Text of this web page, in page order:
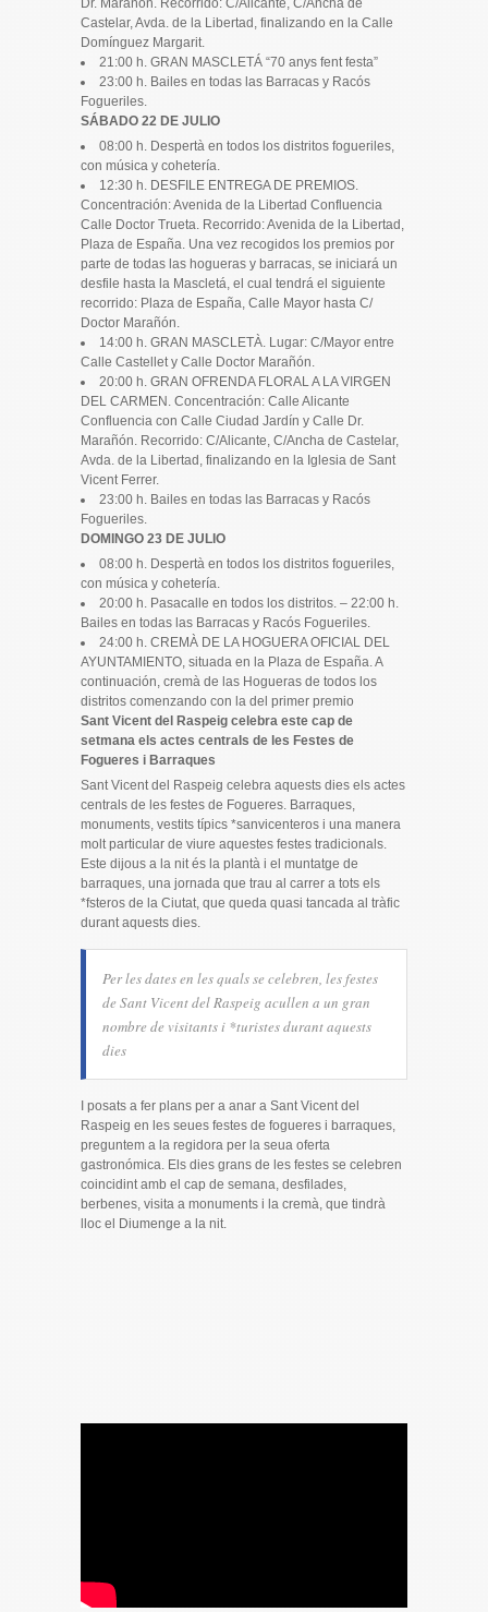
Dr. Marañón. Recorrido: C/Alicante, C/Ancha de
Castelar, Avda. de la Libertad, finalizando en la Calle
Domínguez Margarit.
21:00 h. GRAN MASCLETÁ “70 anys fent festa”
23:00 h. Bailes en todas las Barracas y Racós
Fogueriles.
SÁBADO 22 DE JULIO
08:00 h. Despertà en todos los distritos fogueriles,
con música y cohetería.
12:30 h. DESFILE ENTREGA DE PREMIOS.
Concentración: Avenida de la Libertad Confluencia
Calle Doctor Trueta. Recorrido: Avenida de la Libertad,
Plaza de España. Una vez recogidos los premios por
parte de todas las hogueras y barracas, se iniciará un
desfile hasta la Mascletá, el cual tendrá el siguiente
recorrido: Plaza de España, Calle Mayor hasta C/
Doctor Marañón.
14:00 h. GRAN MASCLETÀ. Lugar: C/Mayor entre
Calle Castellet y Calle Doctor Marañón.
20:00 h. GRAN OFRENDA FLORAL A LA VIRGEN
DEL CARMEN. Concentración: Calle Alicante
Confluencia con Calle Ciudad Jardín y Calle Dr.
Marañón. Recorrido: C/Alicante, C/Ancha de Castelar,
Avda. de la Libertad, finalizando en la Iglesia de Sant
Vicent Ferrer.
23:00 h. Bailes en todas las Barracas y Racós
Fogueriles.
DOMINGO 23 DE JULIO
08:00 h. Despertà en todos los distritos fogueriles,
con música y cohetería.
20:00 h. Pasacalle en todos los distritos. – 22:00 h.
Bailes en todas las Barracas y Racós Fogueriles.
24:00 h. CREMÀ DE LA HOGUERA OFICIAL DEL
AYUNTAMIENTO, situada en la Plaza de España. A
continuación, cremà de las Hogueras de todos los
distritos comenzando con la del primer premio
Sant Vicent del Raspeig celebra este cap de
setmana els actes centrals de les Festes de
Fogueres i Barraques
Sant Vicent del Raspeig celebra aquests dies els actes
centrals de les festes de Fogueres. Barraques,
monuments, vestits típics *sanvicenteros i una manera
molt particular de viure aquestes festes tradicionals.
Este dijous a la nit és la plantà i el muntatge de
barraques, una jornada que trau al carrer a tots els
*fsteros de la Ciutat, que queda quasi tancada al tràfic
durant aquests dies.
Per les dates en les quals se celebren, les festes
de Sant Vicent del Raspeig acullen a un gran
nombre de visitants i *turistes durant aquests
dies
I posats a fer plans per a anar a Sant Vicent del
Raspeig en les seues festes de fogueres i barraques,
preguntem a la regidora per la seua oferta
gastronómica. Els dies grans de les festes se celebren
coincidint amb el cap de semana, desfilades,
berbenes, visita a monuments i la cremà, que tindrà
lloc el Diumenge a la nit.